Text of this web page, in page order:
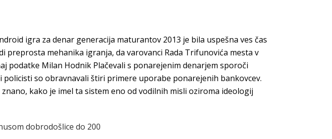
igra za denar generacija maturantov 2013 je bila uspešna ves čas
mehanika igranja, da varovanci Rada Trifunovića mesta v
podatke Milan Hodnik Plačevali s ponarejenim denarjem sporoči
so obravnavali štiri primere uporabe ponarejenih bankovcev.
kako je imel ta sistem eno od vodilnih misli oziroma ideologij
dobrodošlice do 200